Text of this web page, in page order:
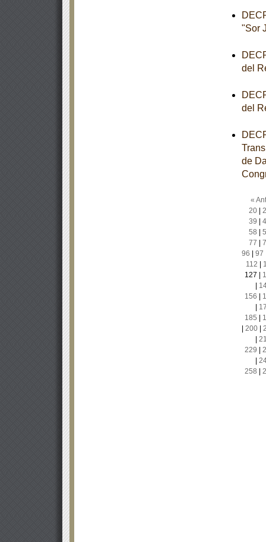
"Sor
del
del
de
«
20|
39
58
77
96
97
112
127
156
185
200|
229
258